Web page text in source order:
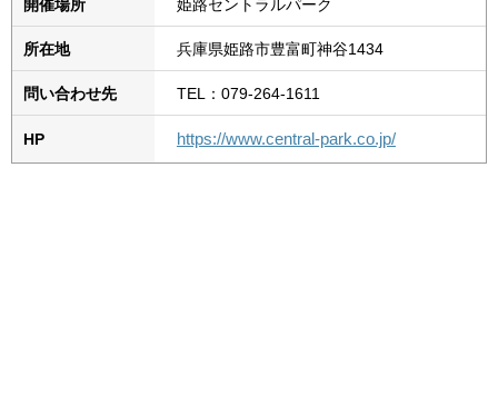
開催場所 姫路セントラルパーク
所在地 兵庫県姫路市豊富町神谷1434
問い合わせ先 TEL：079-264-1611
HP https://www.central-park.co.jp/